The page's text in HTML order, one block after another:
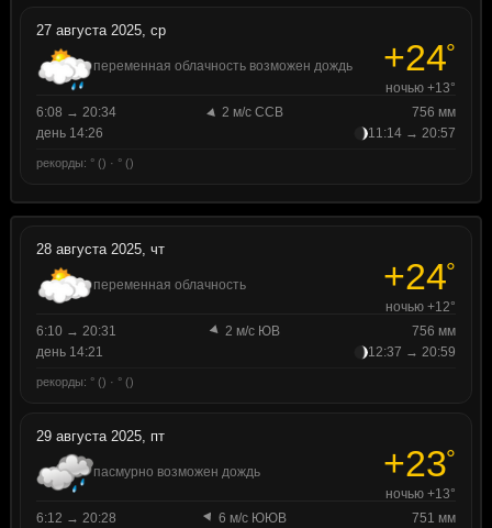
27 августа 2025, ср
переменная облачность возможен дождь +24°
ночью +13°
6:08 → 20:34
2 м/с ССВ
756 мм
день 14:26
11:14 → 20:57
рекорды: ° () · ° ()
28 августа 2025, чт
переменная облачность +24°
ночью +12°
6:10 → 20:31
2 м/с ЮВ
756 мм
день 14:21
12:37 → 20:59
рекорды: ° () · ° ()
29 августа 2025, пт
пасмурно возможен дождь +23°
ночью +13°
6:12 → 20:28
6 м/с ЮЮВ
751 мм